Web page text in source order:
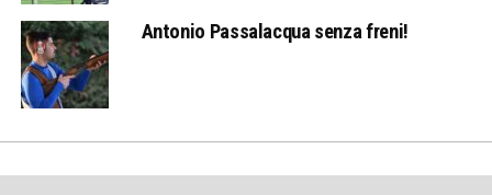
Antonio Passalacqua senza freni!